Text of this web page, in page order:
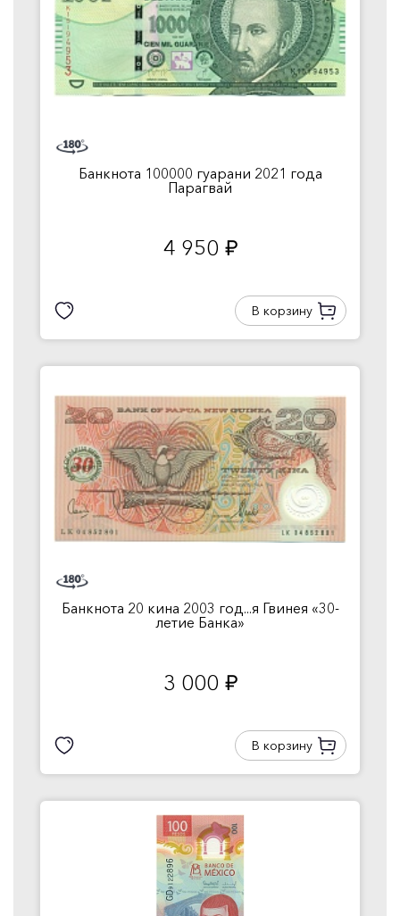
Банкнота 100000 гуарани 2021 года
Парагвай
4 950 руб.
В корзину
Банкнота 20 кина 2003 год...я Гвинея «30-
летие Банка»
3 000 руб.
В корзину